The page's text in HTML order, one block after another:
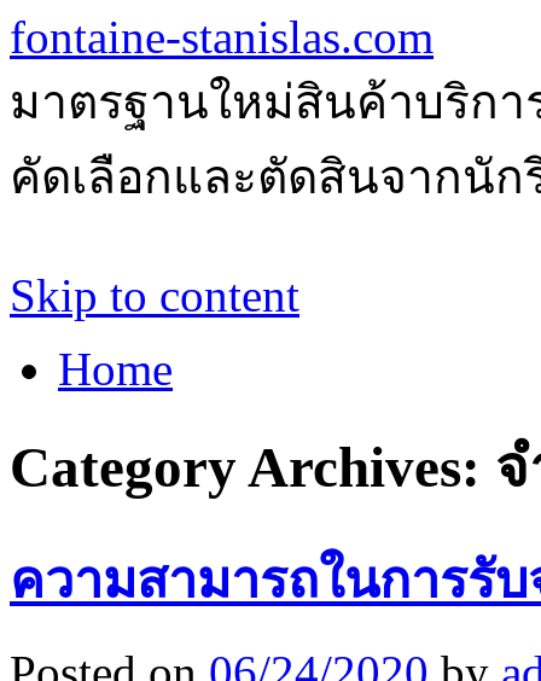
fontaine-stanislas.com
มาตรฐานใหม่สินค้าบริกา
คัดเลือกและตัดสินจากนั
Skip to content
Home
Category Archives:
ความสามารถในการรั